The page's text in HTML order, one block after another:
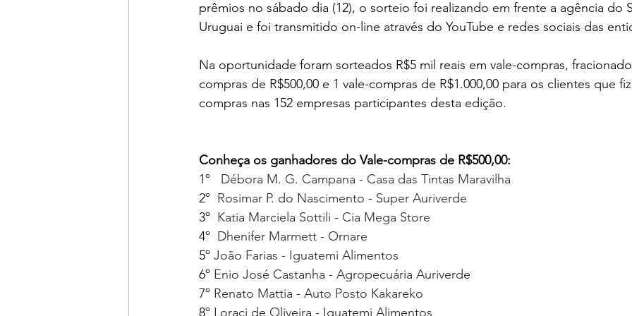
prêmios no sábado dia (12), o sorteio foi realizando em frente a agência do
Uruguai e foi transmitido on-line através do YouTube e redes sociais das
Na oportunidade foram sorteados R$5 mil reais em vale-compras,
compras de R$500,00 e 1 vale-compras de R$1.000,00 para os clientes que
compras nas 152 empresas participantes desta edição.
Conheça os ganhadores do Vale-compras de R$500,00:
1º Débora M. G. Campana - Casa das Tintas Maravilha
2º Rosimar P. do Nascimento - Super Auriverde
3º Katia Marciela Sottili - Cia Mega Store
4º Dhenifer Marmett - Ornare
5º João Farias - Iguatemi Alimentos
6º Enio José Castanha - Agropecuária Auriverde
7º Renato Mattia - Auto Posto Kakareko
8º Loraci de Oliveira - Iguatemi Alimentos